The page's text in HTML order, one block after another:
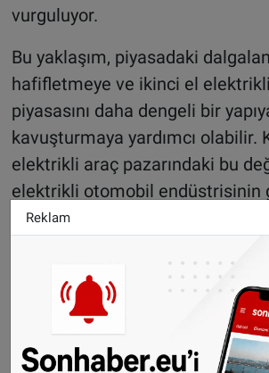
vurguluyor.
Bu yaklaşım, piyasadaki
hafifletmeye ve ikinci el
piyasasını daha dengeli bir
kavuşturmaya yardımcı olabilir.
elektrikli araç pazarındaki bu
elektrikli otomobil endüstrisinin
yönelik önemli soruları gündeme
aberlerimizi gram
edebilirsiniz.
WhatsAppta ücretsiz
Reklam